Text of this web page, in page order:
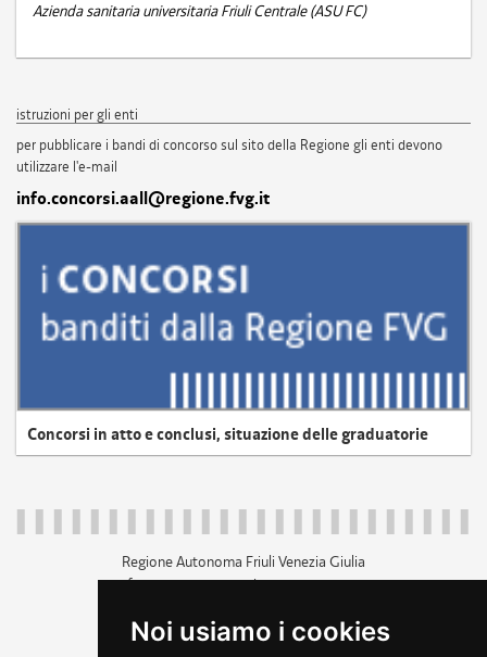
Noi usiamo i cookies
Azienda sanitaria universitaria Friuli Centrale (ASU FC)
istruzioni per gli enti
per pubblicare i bandi di concorso sul sito della Regione gli enti devono
utilizzare l'e-mail
info.concorsi.aall@regione.fvg.it
Concorsi in atto e conclusi, situazione delle graduatorie
Regione Autonoma Friuli Venezia Giulia
c.f. 80014930327; p.iva 00526040324
+39 040 3771111